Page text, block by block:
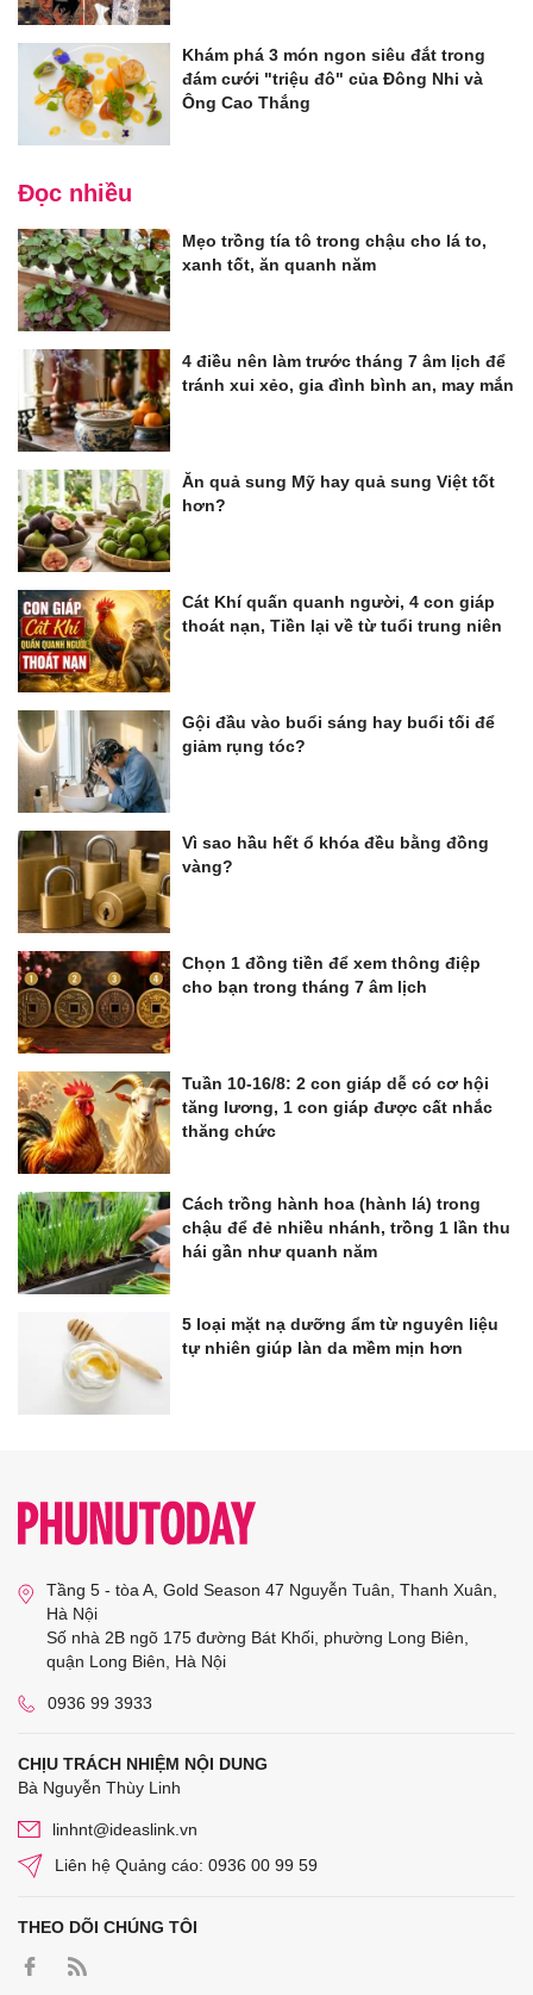
Khám phá 3 món ngon siêu đắt trong
đám cưới "triệu đô" của Đông Nhi và
Ông Cao Thắng
Đọc nhiều
Mẹo trồng tía tô trong chậu cho lá to,
xanh tốt, ăn quanh năm
4 điều nên làm trước tháng 7 âm lịch để
tránh xui xẻo, gia đình bình an, may mắn
Ăn quả sung Mỹ hay quả sung Việt tốt
hơn?
Cát Khí quấn quanh người, 4 con giáp
thoát nạn, Tiền lại về từ tuổi trung niên
Gội đầu vào buổi sáng hay buổi tối để
giảm rụng tóc?
Vì sao hầu hết ổ khóa đều bằng đồng
vàng?
Chọn 1 đồng tiền để xem thông điệp
cho bạn trong tháng 7 âm lịch
Tuần 10-16/8: 2 con giáp dễ có cơ hội
tăng lương, 1 con giáp được cất nhắc
thăng chức
Cách trồng hành hoa (hành lá) trong
chậu để đẻ nhiều nhánh, trồng 1 lần thu
hái gần như quanh năm
5 loại mặt nạ dưỡng ẩm từ nguyên liệu
tự nhiên giúp làn da mềm mịn hơn
Tầng 5 - tòa A, Gold Season 47 Nguyễn Tuân, Thanh Xuân,
Hà Nội
Số nhà 2B ngõ 175 đường Bát Khối, phường Long Biên,
quận Long Biên, Hà Nội
0936 99 3933
CHỊU TRÁCH NHIỆM NỘI DUNG
Bà Nguyễn Thùy Linh
linhnt@ideaslink.vn
Liên hệ Quảng cáo: 0936 00 99 59
THEO DÕI CHÚNG TÔI